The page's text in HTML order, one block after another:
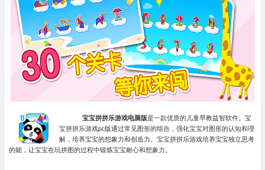
宝宝拼拼乐游戏电脑版是一款优质的儿童早教益智软件。宝
宝拼拼乐游戏pc版通过常见图形的组合，强化宝宝对图形的认知和理
解，培养宝宝的想象力和创造力。宝宝拼拼乐游戏培养宝宝独立思考
的能，让宝宝在玩拼图的过程中锻炼宝宝耐心和想象力。